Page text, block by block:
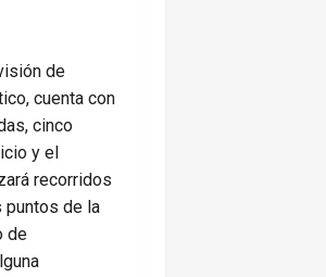
de
cuenta con
cinco
y el
recorridos
de la
de